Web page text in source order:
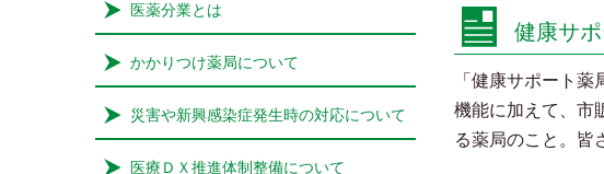
医薬分業とは
かかりつけ薬局について
災害や新興感染症発生時の対応について
医療ＤＸ推進体制整備について
健康サ
「健康サポート
機能に加えて、市
る薬局のこと。皆